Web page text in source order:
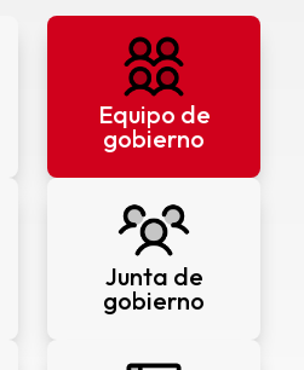
Equipo de
gobierno
Junta de
gobierno